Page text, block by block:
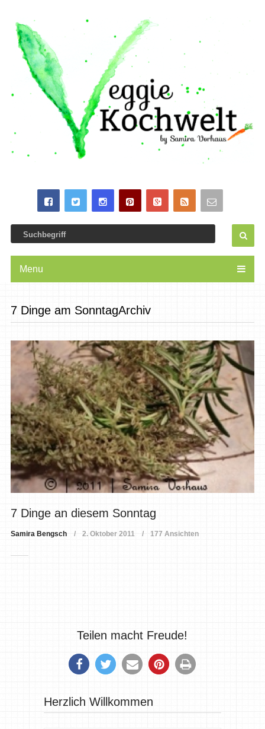
Menu
7 Dinge am SonntagArchiv
7 Dinge an diesem Sonntag
Samira Bengsch 2. Oktober 2011 177 Ansichten
Teilen macht Freude!
Herzlich Willkommen